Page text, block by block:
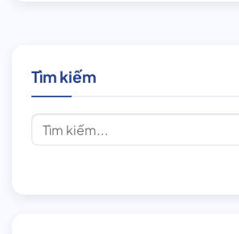
Tìm kiếm